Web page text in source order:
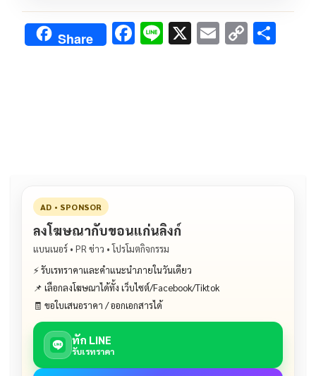
Share F Li X E C
AD • SPONSOR
ลงโฆษณากับขอนแก่นลิงก์
แบนเนอร์ • PR ข่าว • โปรโมตกิจกรรม
⚡ รับเรทราคาและคำแนะนำภายในวันเดียว
📌 เลือกลงโฆษณาได้ทั้ง เว็บไซต์/Facebook/Tiktok
🧾 ขอใบเสนอราคา / ออกเอกสารได้
ทัก LINE
รับเรทราคา